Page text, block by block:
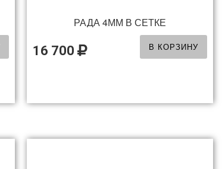
РАДА 4ММ В СЕТКЕ
16 700 В КОРЗИНУ